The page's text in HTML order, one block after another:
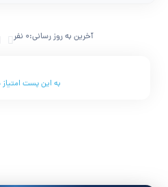
آخرین به روز رسانی:0 نفر
به این پست